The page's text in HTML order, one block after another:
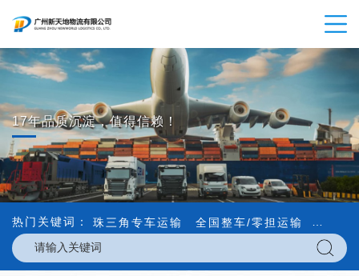
17年品质沉淀，值得信赖！
热门关键词： 珠三角专车运输 全国整车/零担运输 内外贸